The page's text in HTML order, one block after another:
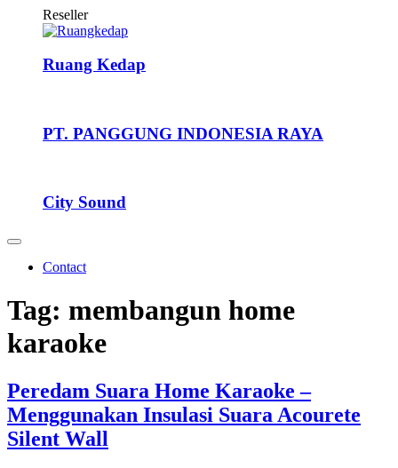
Reseller
Ruang Kedap
PT. PANGGUNG INDONESIA RAYA
City Sound
Contact
Tag: membangun home
karaoke
Peredam Suara Home Karaoke –
Menggunakan Insulasi Suara Acourete
Silent Wall